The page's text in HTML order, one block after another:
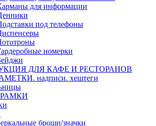
для информации
под телефоны
номерки
ДЛЯ КАФЕ И РЕСТОРАНОВ
надписи. хештеги
броши/значки